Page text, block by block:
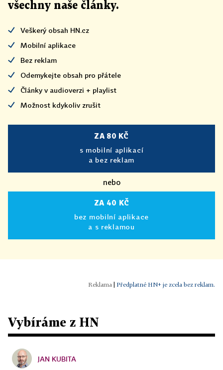
všechny naše články.
Veškerý obsah HN.cz
Mobilní aplikace
Bez reklam
Odemykejte obsah pro přátele
Články v audioverzi + playlist
Možnost kdykoliv zrušit
ZA 80 KČ
s mobilní aplikací
a bez reklam
nebo
ZA 40 KČ
bez mobilní aplikace
a s reklamou
Předplatné HN+ je zcela bez reklam.
Vybíráme z HN
JAN KUBITA